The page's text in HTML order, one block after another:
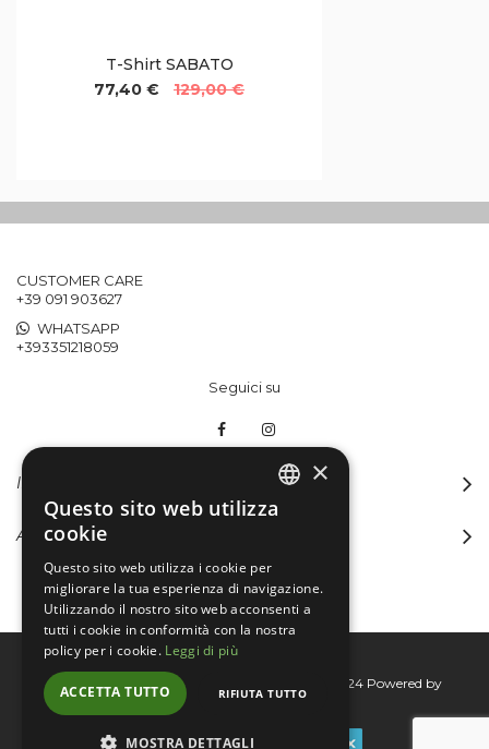
T-Shirt SABATO
77,40 €
129,00 €
CUSTOMER CARE
+39 091 903627
WHATSAPP
+393351218059
Seguici su
INFORMAZIONI
ACCOUNT
Bertini group srl © 2015-2026 - P.I. 06076830824 Powered by
Connecta
×
Questo sito web utilizza
cookie
Questo sito web utilizza i cookie per
migliorare la tua esperienza di navigazione.
Utilizzando il nostro sito web acconsenti a
tutti i cookie in conformità con la nostra
policy per i cookie. Leggi di più
ACCETTA TUTTO RIFIUTA TUTTO
MOSTRA DETTAGLI